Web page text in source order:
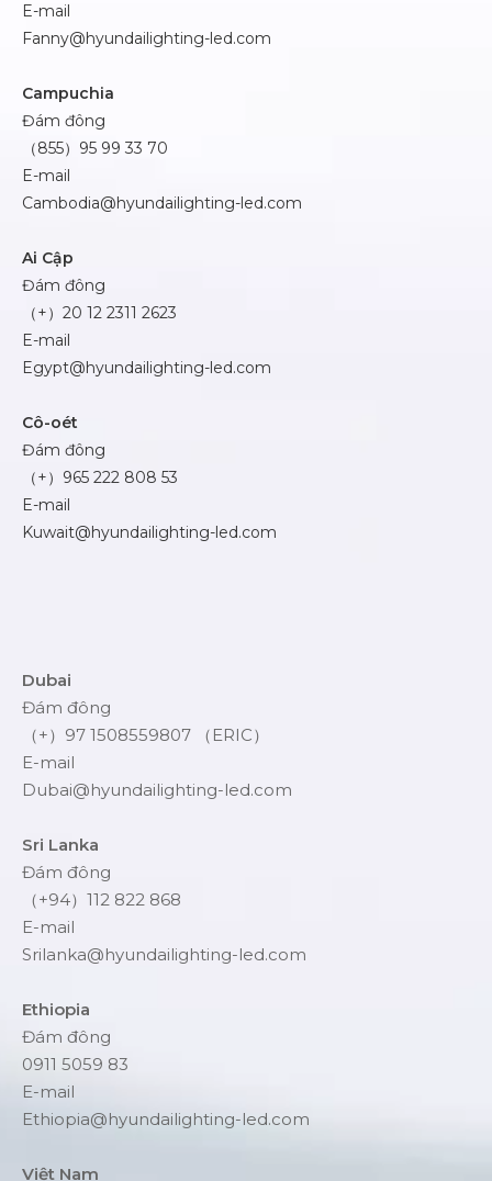
E-mail
Fanny@hyundailighting-led.com
Campuchia
Đám đông
（855）95 99 33 70
E-mail
Cambodia@hyundailighting-led.com
Ai Cập
Đám đông
（+）20 12 2311 2623
E-mail
Egypt@hyundailighting-led.com
Cô-oét
Đám đông
（+）965 222 808 53
E-mail
Kuwait@hyundailighting-led.com
Dubai
Đám đông
（+）97 1508559807 （ERIC）
E-mail
Dubai@hyundailighting-led.com
Sri Lanka
Đám đông
（+94）112 822 868
E-mail
Srilanka@hyundailighting-led.com
Ethiopia
Đám đông
0911 5059 83
E-mail
Ethiopia@hyundailighting-led.com
Việt Nam